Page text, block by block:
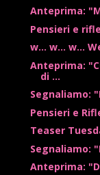
Anteprima:
Pensieri e
w... w... w...
Anteprima:
di ...
Segnaliamo:
Pensieri e
Teaser
Segnaliamo:
Anteprima: